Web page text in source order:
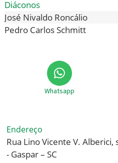
Diáconos
José Nivaldo Roncálio
Pedro Carlos Schmitt
Whatsapp
Endereço
Rua Lino Vicente V.
- Gaspar – SC